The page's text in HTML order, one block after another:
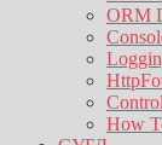
ORM
How